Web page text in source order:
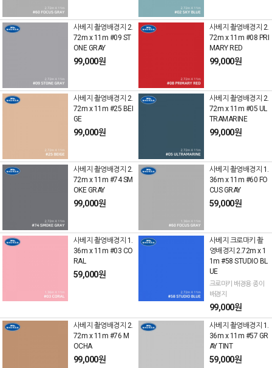
사베지 촬영배경지 2.
72m x 11m #09 ST
ONE GRAY
99,000원
사베지 촬영배경지 2.
72m x 11m #08 PRI
MARY RED
99,000원
사베지 촬영배경지 2.
72m x 11m #25 BEI
GE
99,000원
사베지 촬영배경지 2.
72m x 11m #05 UL
TRAMARINE
99,000원
사베지 촬영배경지 2.
72m x 11m #74 SM
OKE GRAY
99,000원
사베지 촬영배경지 1.
36m x 11m #60 FO
CUS GRAY
59,000원
사베지 촬영배경지 1.
36m x 11m #03 CO
RAL
59,000원
사베지 크로마키 촬
영배경지 2.72m x 1
1m #58 STUDIO BL
UE
크로마키 배경용 종이
배경지
99,000원
사베지 촬영배경지 2.
72m x 11m #76 M
OCHA
99,000원
사베지 촬영배경지 1.
36m x 11m #57 GR
AY TINT
59,000원